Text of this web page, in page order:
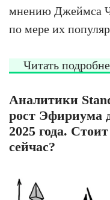
мнению Джеймса
по мере их
Читать
Аналитики
рост Эфириума
2025 года.
сейчас?